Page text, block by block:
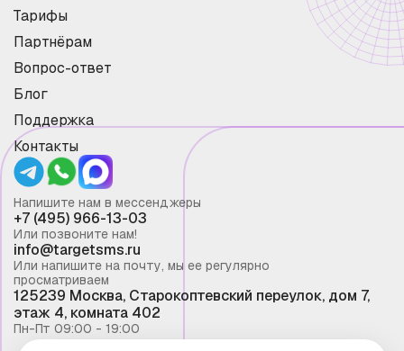
Тарифы
Партнёрам
Вопрос-ответ
Блог
Поддержка
Контакты
Напишите нам в мессенджеры
+7 (495) 966-13-03
Или позвоните нам!
info@targetsms.ru
Или напишите на почту, мы ее регулярно
просматриваем
125239 Москва, Старокоптевский переулок, дом 7,
этаж 4, комната 402
Пн-Пт 09:00 - 19:00